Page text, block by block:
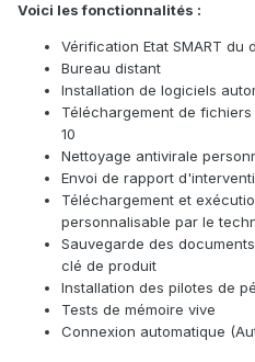
Voici les fonctionnalités :
Vérification Etat SMART du
Bureau distant
Installation de logiciels
Téléchargement de
10
Nettoyage antivirale
Envoi de rapport
Téléchargement et
personnalisable par le
Sauvegarde des
clé de produit
Installation des pilotes de
Tests de mémoire vive
Connexion automatique